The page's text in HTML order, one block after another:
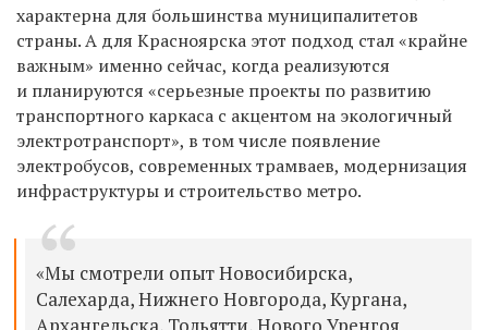
характерна для большинства муниципалитетов
страны. А для Красноярска этот подход стал «крайне
важным» именно сейчас, когда реализуются
и планируются «серьезные проекты по развитию
транспортного каркаса с акцентом на экологичный
электротранспорт», в том числе появление
электробусов, современных трамваев, модернизация
инфраструктуры и строительство метро.
«Мы смотрели опыт Новосибирска,
Салехарда, Нижнего Новгорода, Кургана,
Архангельска, Тольятти, Нового Уренгоя